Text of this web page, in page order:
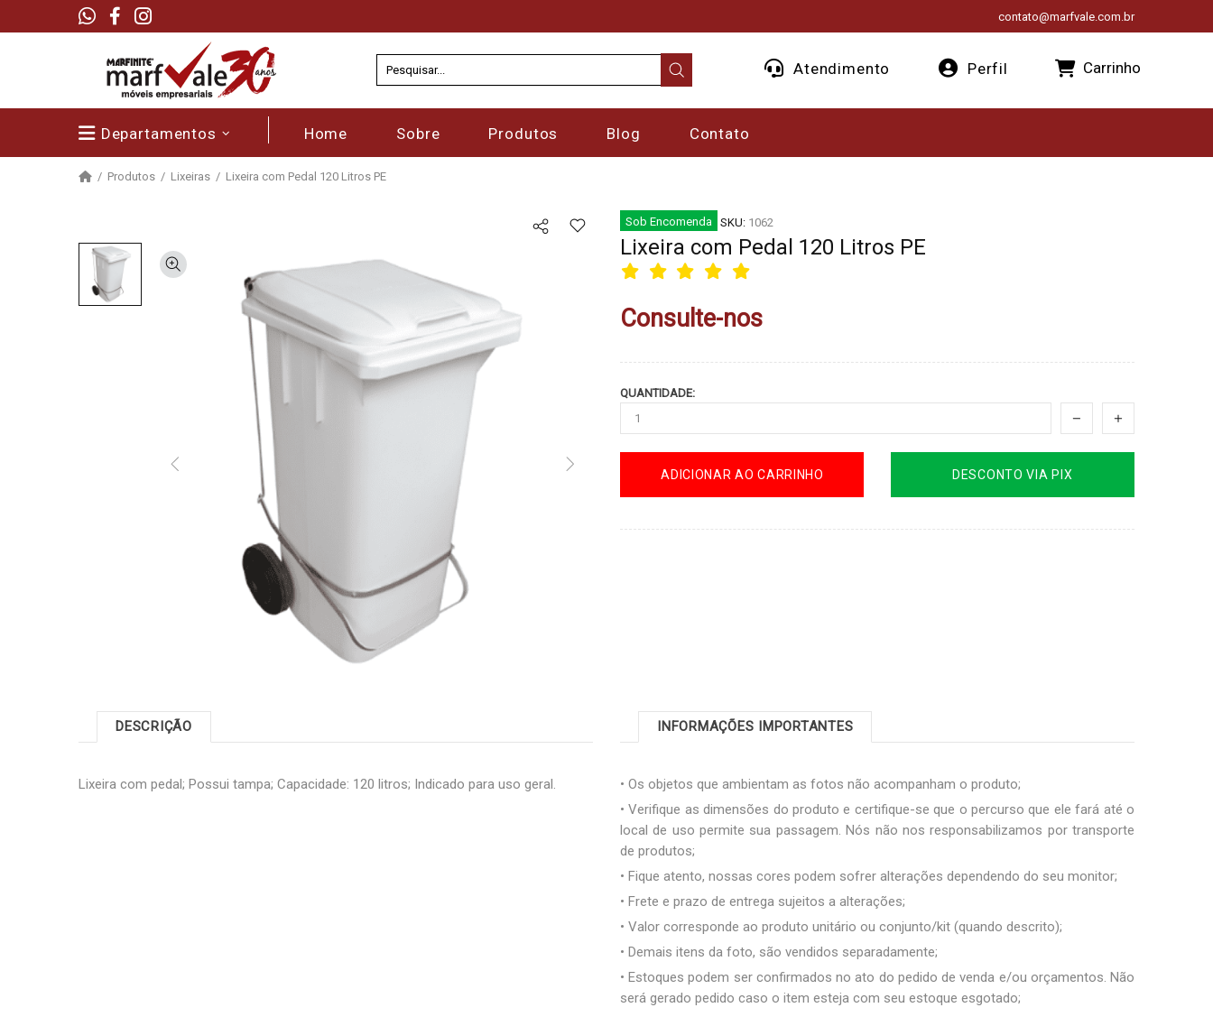
contato@marfvale.com.br
Atendimento Perfil Carrinho
Departamentos Home Sobre Produtos Blog Contato
Produtos Lixeiras Lixeira com Pedal 120 Litros PE
Sob Encomenda SKU: 1062
Lixeira com Pedal 120 Litros PE
Consulte-nos
QUANTIDADE:
ADICIONAR AO CARRINHO DESCONTO VIA PIX
DESCRIÇÃO
Lixeira com pedal; Possui tampa; Capacidade: 120 litros; Indicado para uso geral.
INFORMAÇÕES IMPORTANTES
• Os objetos que ambientam as fotos não acompanham o produto;
• Verifique as dimensões do produto e certifique-se que o percurso que ele fará até o
local de uso permite sua passagem. Nós não nos responsabilizamos por transporte
de produtos;
• Fique atento, nossas cores podem sofrer alterações dependendo do seu monitor;
• Frete e prazo de entrega sujeitos a alterações;
• Valor corresponde ao produto unitário ou conjunto/kit (quando descrito);
• Demais itens da foto, são vendidos separadamente;
• Estoques podem ser confirmados no ato do pedido de venda e/ou orçamentos. Não
será gerado pedido caso o item esteja com seu estoque esgotado;